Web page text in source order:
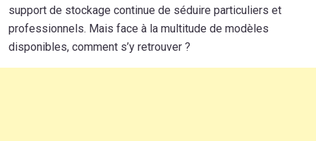
support de stockage continue de séduire particuliers et
professionnels. Mais face à la multitude de modèles
disponibles, comment s’y retrouver ?